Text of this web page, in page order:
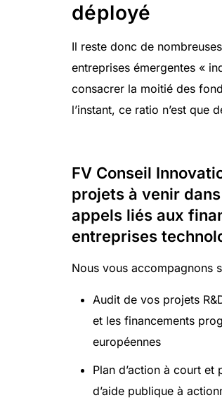
déployé
Il reste donc de
entreprises émergentes «
consacrer la moitié des
l’instant, ce ratio n’est que
FV Conseil
projets à venir
appels liés aux
entreprises
Nous vous accompagnons
Audit de vos projets
et les financements
européennes
Plan d’action à court
d’aide publique à